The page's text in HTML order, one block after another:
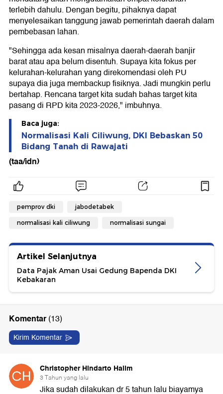
terlebih dahulu. Dengan begitu, pihaknya dapat
menyelesaikan tanggung jawab pemerintah daerah dalam
pembebasan lahan.
"Sehingga ada kesan misalnya daerah-daerah banjir
barat atau apa belum disentuh. Supaya kita fokus per
kelurahan-kelurahan yang direkomendasi oleh PU
supaya dia juga membackup fisiknya. Jadi mungkin perlu
bertahap. Rencana target kita sudah bahas target kita
pasang di RPD kita 2023-2026," imbuhnya.
Baca juga:
Normalisasi Kali Ciliwung, DKI Bebaskan 50
Bidang Tanah di Rawajati
(taa/idn)
pemprov dki jabodetabek
normalisasi kali ciliwung normalisasi sungai
Artikel Selanjutnya
Data Pajak Aman Usai Gedung Bapenda DKI
Kebakaran